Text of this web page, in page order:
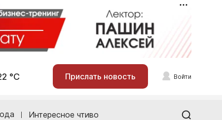
°С Прислать новость Войти
Интересное чтиво